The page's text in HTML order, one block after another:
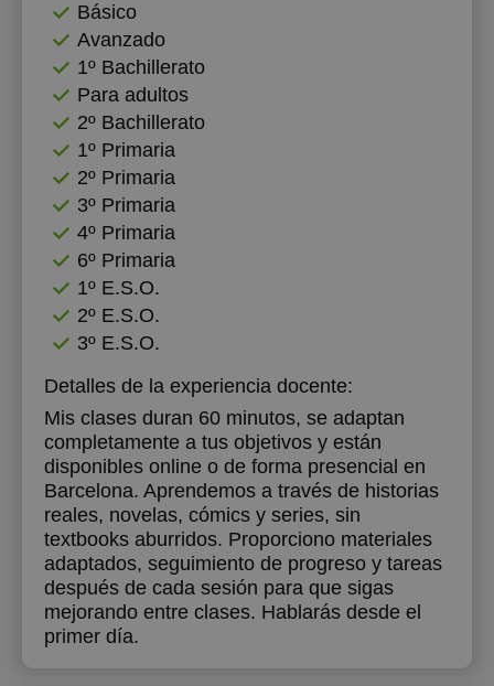
Básico
Avanzado
1º Bachillerato
Para adultos
2º Bachillerato
1º Primaria
2º Primaria
3º Primaria
4º Primaria
6º Primaria
1º E.S.O.
2º E.S.O.
3º E.S.O.
Detalles de la experiencia docente:
Mis clases duran 60 minutos, se adaptan
completamente a tus objetivos y están
disponibles online o de forma presencial en
Barcelona. Aprendemos a través de historias
reales, novelas, cómics y series, sin
textbooks aburridos. Proporciono materiales
adaptados, seguimiento de progreso y tareas
después de cada sesión para que sigas
mejorando entre clases. Hablarás desde el
primer día.